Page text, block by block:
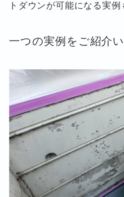
トダウンが可能になる実例
一つの実例をご紹介